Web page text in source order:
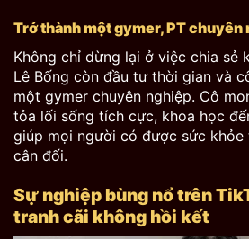
Trở thành một gymer, PT chuyên
Không chỉ dừng lại ở việc chia sẻ
Lê Bống còn đầu tư thời gian và
một gymer chuyên nghiệp. Cô
tỏa lối sống tích cực, khoa học
giúp mọi người có được sức
cân đối.
Sự nghiệp bùng nổ trên
tranh cãi không hồi kết